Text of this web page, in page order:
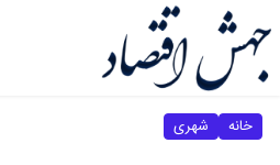
خانه شهری